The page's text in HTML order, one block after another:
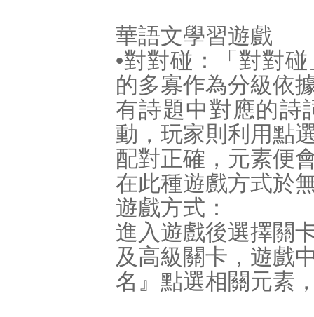
華語文學習遊戲
•對對碰：「對對
的多寡作為分級依
有詩題中對應的詩
動，玩家則利用點
配對正確，元素便
在此種遊戲方式於
遊戲方式：
進入遊戲後選擇關
及高級關卡，遊戲
名』點選相關元素